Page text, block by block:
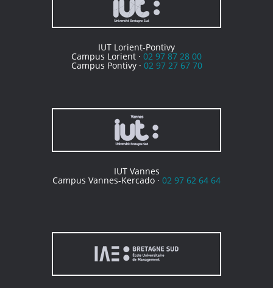
IUT Lorient-Pontivy
Campus Lorient · 02 97 87 28 00
Campus Pontivy · 02 97 27 67 70
IUT Vannes
Campus Vannes-Kercado · 02 97 62 64 64